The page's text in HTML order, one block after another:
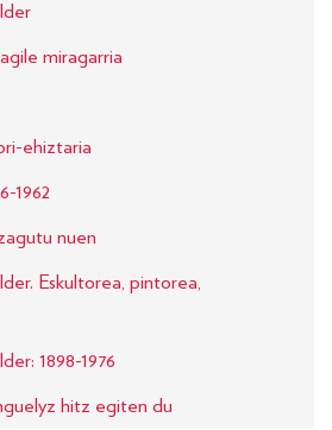
miragarria
ehiztaria
1962
nuen
Eskultorea, pintorea,
1898-1976
hitz egiten du